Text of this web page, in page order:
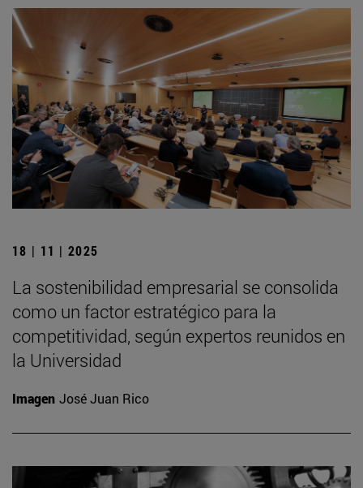
18 | 11 | 2025
La sostenibilidad empresarial se consolida
como un factor estratégico para la
competitividad, según expertos reunidos en
la Universidad
Imagen José Juan Rico